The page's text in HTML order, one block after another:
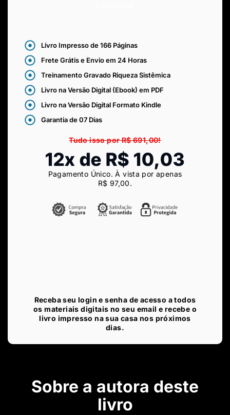
Livro Impresso de 166 Páginas
Frete Grátis e Envio em 24 Horas
Treinamento Gravado Riqueza Sistêmica
Livro na Versão Digital (Ebook) em PDF
Livro na Versão Digital Formato Kindle
Garantia de 07 Dias
Tudo isso por R$ 691,00!
12x de R$ 10,03
Pagamento Único. À vista por apenas
R$ 97,00.
Receba seu login e senha de acesso a todos
os materiais digitais no seu email e recebe o
livro impresso na sua casa nos próximos
dias.
Sobre a autora deste
livro